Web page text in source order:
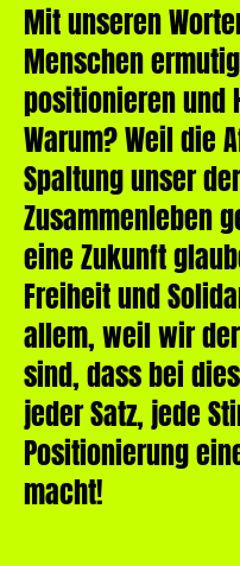
Mit unseren
Menschen
positionieren und
Warum? Weil die
Spaltung unser
Zusammenleben
eine Zukunft
Freiheit und
allem, weil wir
sind, dass bei
jeder Satz, jede
Positionierung
macht!